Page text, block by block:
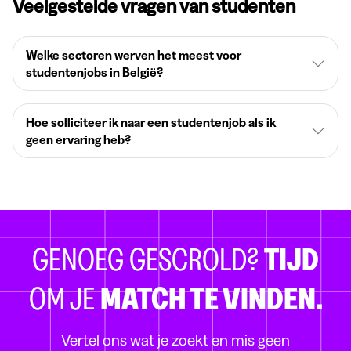
Veelgestelde vragen van studenten
Welke sectoren werven het meest voor
studentenjobs in België?
Hoe solliciteer ik naar een studentenjob als ik
geen ervaring heb?
GENOEG GESCROLD?TIJD
OM JEMATCH TE VINDEN.
Vertel ons wat je zoekt en mis geen